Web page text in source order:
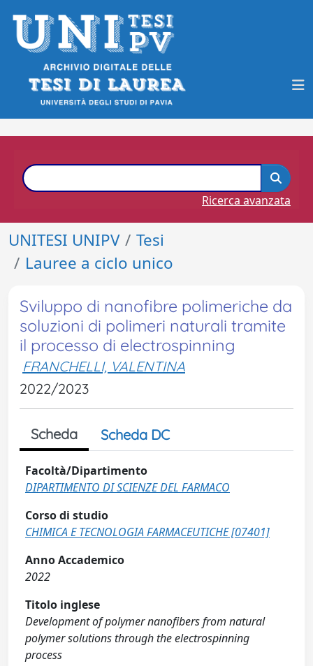
Ricerca avanzata
UNITESI UNIPV
Tesi
Lauree a ciclo unico
Sviluppo di nanofibre polimeriche da
soluzioni di polimeri naturali tramite
il processo di electrospinning
FRANCHELLI, VALENTINA
2022/2023
Scheda Scheda DC
Facoltà/Dipartimento
DIPARTIMENTO DI SCIENZE DEL FARMACO
Corso di studio
CHIMICA E TECNOLOGIA FARMACEUTICHE [07401]
Anno Accademico
2022
Titolo inglese
Development of polymer nanofibers from natural
polymer solutions through the electrospinning
process